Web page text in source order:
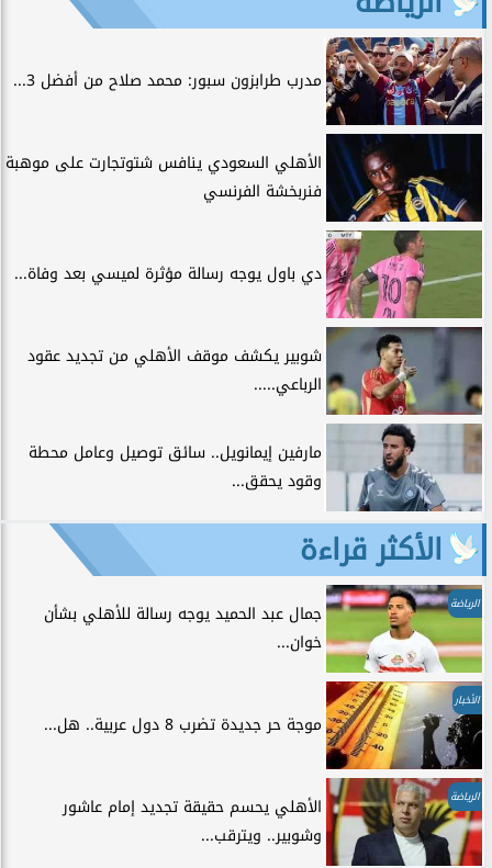
مدرب طرابزون سبور: محمد صلاح من أفضل 3...
الأهلي السعودي ينافس شتوتجارت على موهبة
فنربخشة الفرنسي
دي باول يوجه رسالة مؤثرة لميسي بعد وفاة...
شوبير يكشف موقف الأهلي من تجديد عقود
الرباعي.....
مارفين إيمانويل.. سائق توصيل وعامل محطة
وقود يحقق...
الأكثر قراءة
الرياضة
جمال عبد الحميد يوجه رسالة للأهلي بشأن
خوان...
الأخبار
موجة حر جديدة تضرب 8 دول عربية.. هل...
الرياضة
الأهلي يحسم حقيقة تجديد إمام عاشور
وشوبير.. ويترقب...